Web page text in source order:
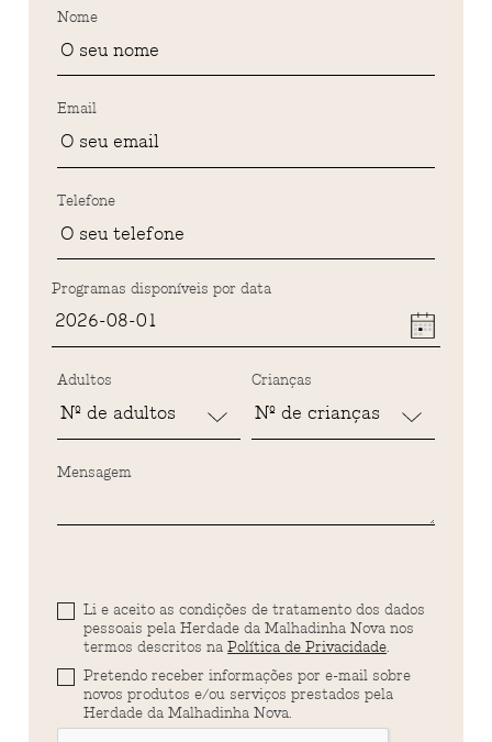
Nome
Email
Telefone
Programas disponíveis por data
Adultos Crianças
Mensagem
Li e aceito as condições de tratamento dos dados
pessoais pela Herdade da Malhadinha Nova nos
termos descritos naPolítica de Privacidade.
Pretendo receber informações por e-mail sobre
novos produtos e/ou serviços prestados pela
Herdade da Malhadinha Nova.